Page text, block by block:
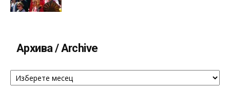
Архива / Archive
Архива